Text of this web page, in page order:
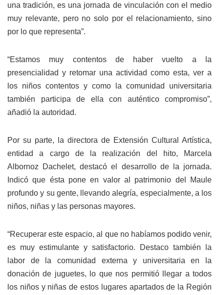
una tradición, es una jornada de vinculación con el medio
muy relevante, pero no solo por el relacionamiento, sino
por lo que representa”.
“Estamos muy contentos de haber vuelto a la
presencialidad y retomar una actividad como esta, ver a
los niños contentos y como la comunidad universitaria
también participa de ella con auténtico compromiso”,
añadió la autoridad.
Por su parte, la directora de Extensión Cultural Artística,
entidad a cargo de la realización del hito, Marcela
Albornoz Dachelet, destacó el desarrollo de la jornada.
Indicó que ésta pone en valor al patrimonio del Maule
profundo y su gente, llevando alegría, especialmente, a los
niños, niñas y las personas mayores.
“Recuperar este espacio, al que no habíamos podido venir,
es muy estimulante y satisfactorio. Destaco también la
labor de la comunidad externa y universitaria en la
donación de juguetes, lo que nos permitió llegar a todos
los niños y niñas de estos lugares apartados de la Región